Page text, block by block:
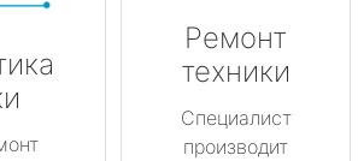
Ремонт
техники
Специалист
производит